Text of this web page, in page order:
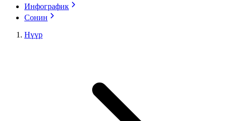
Инфографик
Сонин
Нүүр